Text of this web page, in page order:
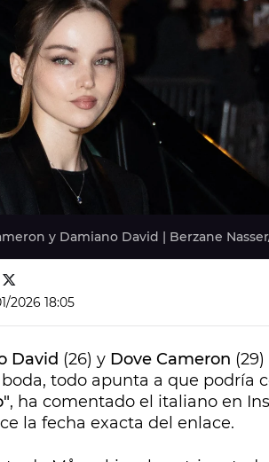
y Damiano David | Berzane Nasser/
2026 18:05
David (26) y Dove Cameron (29)
todo apunta a que podría
, ha comentado el italiano en
la fecha exacta del enlace.